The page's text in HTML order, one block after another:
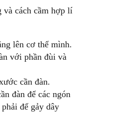
và cách cầm hợp lí
lên cơ thể mình.
với phần đùi và
cần đàn.
đàn để các ngón
để gảy dây